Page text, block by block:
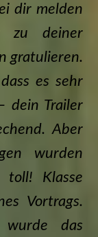
dir melden
zu deiner
gratulieren.
es sehr
dein Trailer
Aber
wurden
toll! Klasse
Vortrags.
wurde das